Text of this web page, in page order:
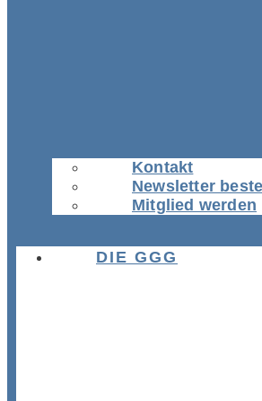
Kontakt
Newsletter
Mitglied werden
DIE GGG